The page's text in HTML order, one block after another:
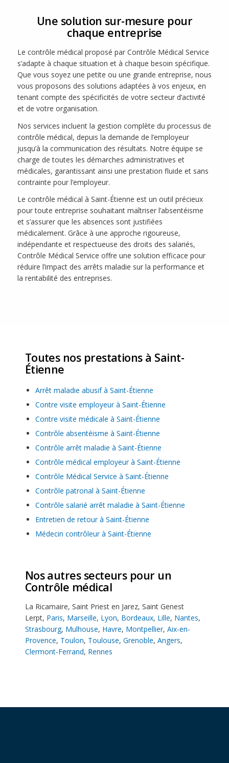
Une solution sur-mesure pour
chaque entreprise
Le contrôle médical proposé par Contrôle Médical Service
s’adapte à chaque situation et à chaque besoin spécifique.
Que vous soyez une petite ou une grande entreprise, nous
vous proposons des solutions adaptées à vos enjeux, en
tenant compte des spécificités de votre secteur d’activité
et de votre organisation.
Nos services incluent la gestion complète du processus de
contrôle médical, depuis la demande de l’employeur
jusqu’à la communication des résultats. Notre équipe se
charge de toutes les démarches administratives et
médicales, garantissant ainsi une prestation fluide et sans
contrainte pour l’employeur.
Le contrôle médical à Saint-Étienne est un outil précieux
pour toute entreprise souhaitant maîtriser l’absentéisme
et s’assurer que les absences sont justifiées
médicalement. Grâce à une approche rigoureuse,
indépendante et respectueuse des droits des salariés,
Contrôle Médical Service offre une solution efficace pour
réduire l’impact des arrêts maladie sur la performance et
la rentabilité des entreprises.
Toutes nos prestations à Saint-
Étienne
Arrêt maladie abusif à Saint-Étienne
Contre visite employeur à Saint-Étienne
Contre visite médicale à Saint-Étienne
Contrôle absentéisme à Saint-Étienne
Contrôle arrêt maladie à Saint-Étienne
Contrôle médical employeur à Saint-Étienne
Contrôle Médical Service à Saint-Étienne
Contrôle patronal à Saint-Étienne
Contrôle salarié arrêt maladie à Saint-Étienne
Entretien de retour à Saint-Étienne
Médecin contrôleur à Saint-Étienne
Nos autres secteurs pour un
Contrôle médical
La Ricamaire, Saint Priest en Jarez, Saint Genest
Lerpt, Paris, Marseille, Lyon, Bordeaux, Lille, Nantes,
Strasbourg, Mulhouse, Havre, Montpellier, Aix-en-
Provence, Toulon, Toulouse, Grenoble, Angers,
Clermont-Ferrand, Rennes